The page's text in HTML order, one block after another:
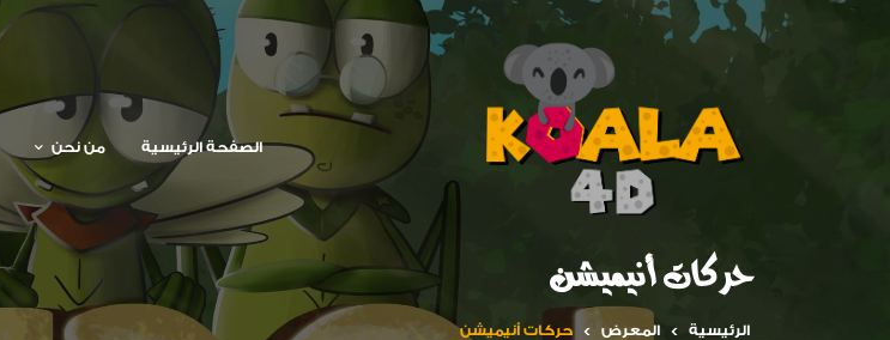
الصفحة الرئيسية من نحن
حركات أنيميشن
الرئيسية المعرض حركات أنيميشن